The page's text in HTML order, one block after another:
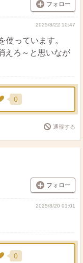
フォロー
2025/8/22 10:47
使っています。
えろ～と思いなが
0
通報する
フォロー
2025/8/20 01:01
0